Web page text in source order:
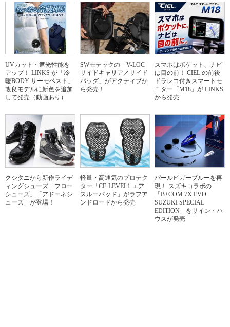
UVカット・遮光性能を
アップ！ LINKS が「冷
暖BODY サーモベスト」
改良モデルに新色を追加
して発売（動画あり）
SWモテックの「V-LOC
サイドキャリア／サイド
バッグ」がアクティブか
ら発売！
スマホはポケット、ナビ
は目の前！ CIEL の前後
ドラレコ付きスマートモ
ニター「M18」が LINKS
から発売
クシタニから新作ライデ
ィングシューズ「フロー
シューズ」「アドーネシ
ューズ」が登場！
軽量・高通気のプロテク
ター「CE-LEVEL1 エア
スルーパッド」がラフア
ンドロードから発売
パールビガーブルーを再
現！ スズキコラボの
「B+COM 7X EVO
SUZUKI SPECIAL
EDITION」をサイン・ハ
ウスが発売